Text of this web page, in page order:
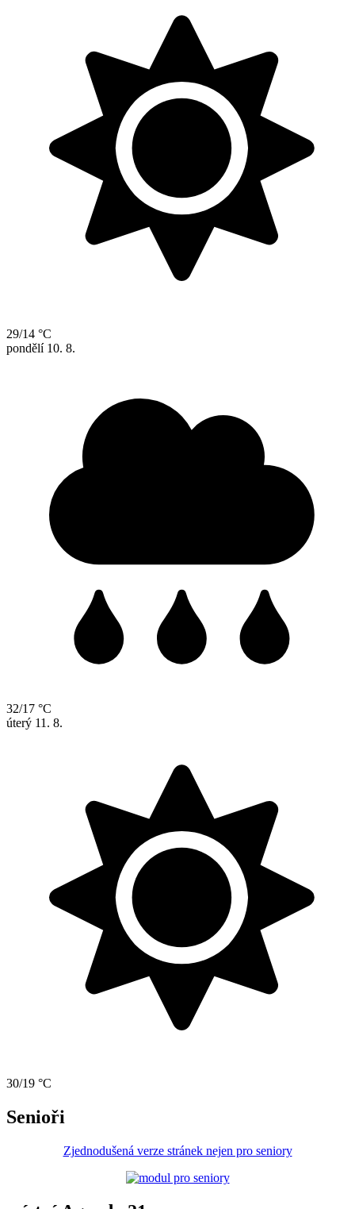
29/14 °C
pondělí 10. 8.
32/17 °C
úterý 11. 8.
30/19 °C
Senioři
Zjednodušená verze stránek nejen pro seniory